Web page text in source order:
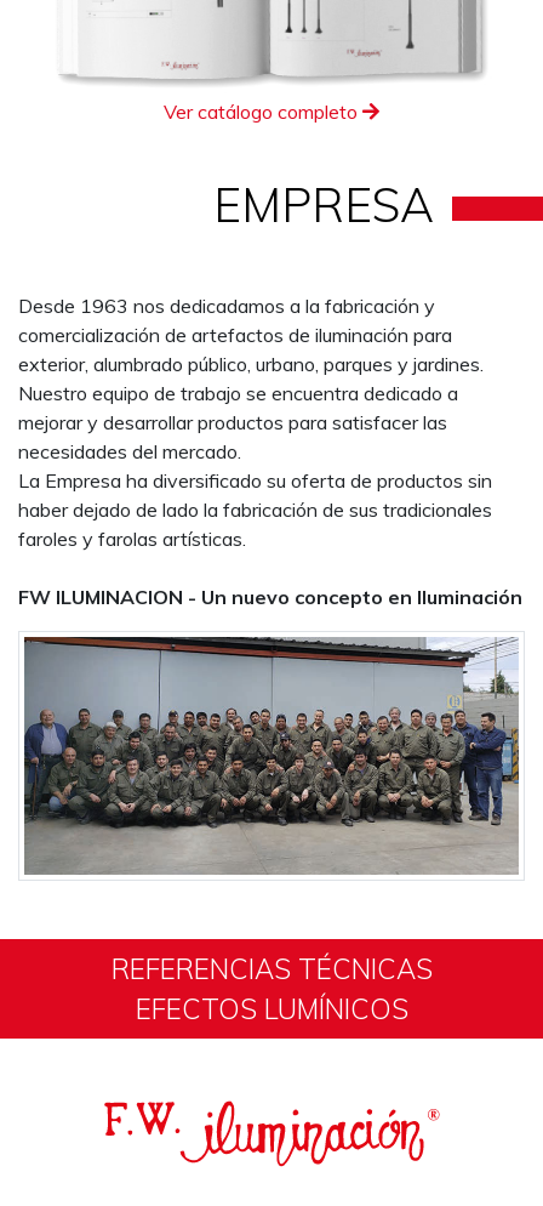
Ver catálogo completo
EMPRESA
Desde 1963 nos dedicadamos a la fabricación y
comercialización de artefactos de iluminación para
exterior, alumbrado público, urbano, parques y jardines.
Nuestro equipo de trabajo se encuentra dedicado a
mejorar y desarrollar productos para satisfacer las
necesidades del mercado.
La Empresa ha diversificado su oferta de productos sin
haber dejado de lado la fabricación de sus tradicionales
faroles y farolas artísticas.
FW ILUMINACION - Un nuevo concepto en Iluminación
REFERENCIAS TÉCNICAS
EFECTOS LUMÍNICOS